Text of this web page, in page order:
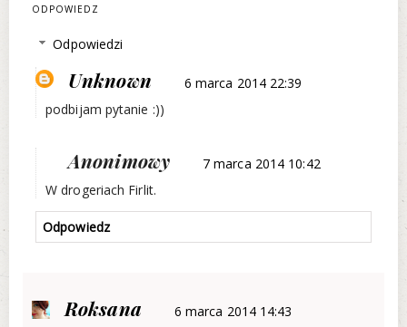
ODPOWIEDZ
Odpowiedzi
Unknown
6 marca 2014 22:39
podbijam pytanie :))
Anonimowy
7 marca 2014 10:42
W drogeriach Firlit.
Odpowiedz
Roksana
6 marca 2014 14:43